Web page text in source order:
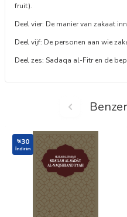
fruit).
Deel vier: De manier van zakaat
Deel vijf: De personen aan wie
Deel zes: Sadaqa al-Fitr en de
%30
İndirim